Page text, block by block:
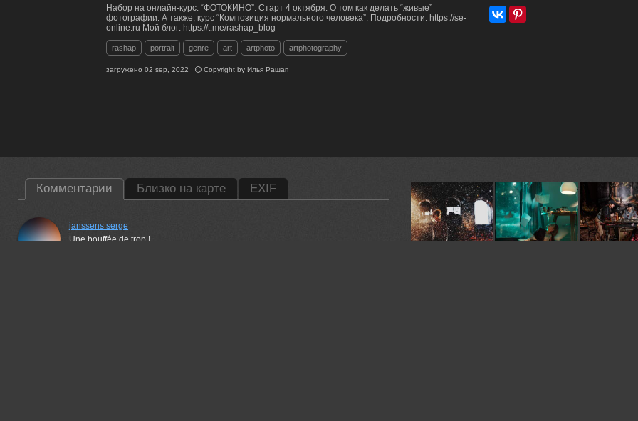
Набор на онлайн-курс: “ФОТОКИНО”. Старт 4 октября. О том как делать “живые”
фотографии. А также, курс “Композиция нормального человека”. Подробности: https://se-
online.ru Мой блог: https://t.me/rashap_blog
rashap portrait genre art artphoto artphotography
загружено02 sep, 2022 Copyright byИлья Рашап
Комментарии Близко на карте EXIF
janssens serge
Une bouffée de trop !